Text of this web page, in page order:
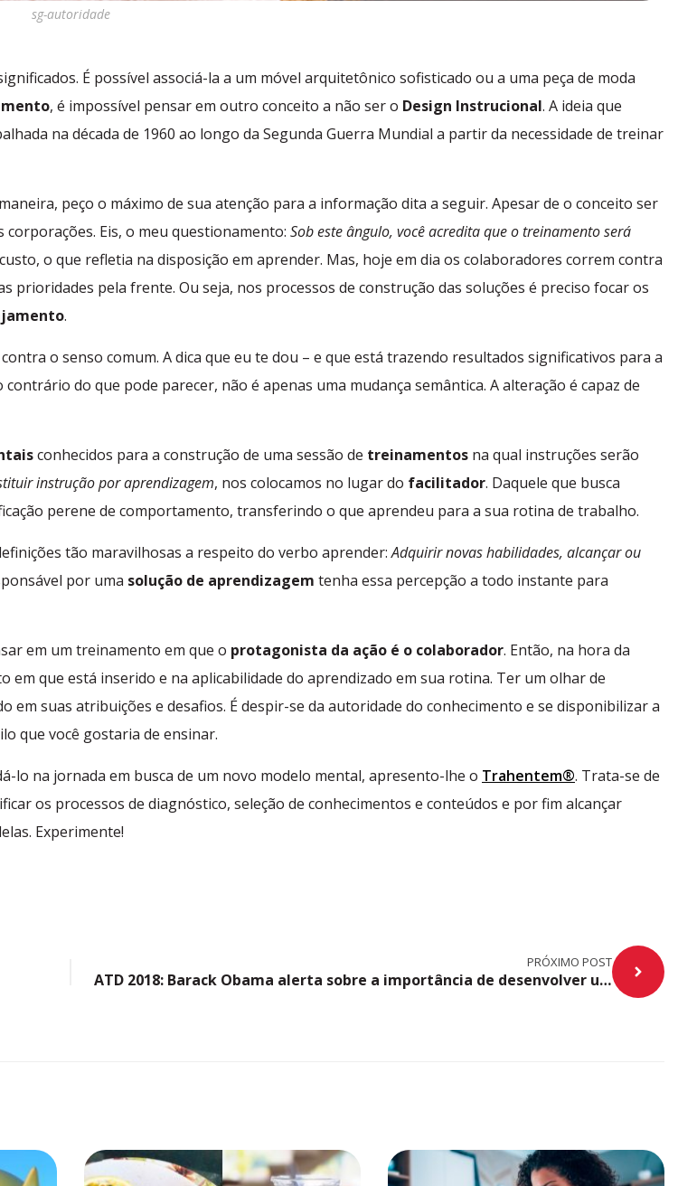
sg-autoridade
É possível associá-la a um móvel arquitetônico sofisticado ou a uma peça de moda
, é impossível pensar em outro conceito a não ser o Design Instrucional. A ideia que
na década de 1960 ao longo da Segunda Guerra Mundial a partir da necessidade de treinar
peço o máximo de sua atenção para a informação dita a seguir. Apesar de o conceito ser
Eis, o meu questionamento: Sob este ângulo, você acredita que o treinamento será
o que refletia na disposição em aprender. Mas, hoje em dia os colaboradores correm contra
pela frente. Ou seja, nos processos de construção das soluções é preciso focar os
.
o senso comum. A dica que eu te dou – e que está trazendo resultados significativos para a
contrário do que pode parecer, não é apenas uma mudança semântica. A alteração é capaz de
conhecidos para a construção de uma sessão de treinamentos na qual instruções serão
instrução por aprendizagem, nos colocamos no lugar do facilitador. Daquele que busca
perene de comportamento, transferindo o que aprendeu para a sua rotina de trabalho.
tão maravilhosas a respeito do verbo aprender:Adquirir novas habilidades, alcançar ou
por uma solução de aprendizagem tenha essa percepção a todo instante para
em um treinamento em que o protagonista da ação é o colaborador. Então, na hora da
que está inserido e na aplicabilidade do aprendizado em sua rotina. Ter um olhar de
em suas atribuições e desafios. É despir-se da autoridade do conhecimento e se disponibilizar a
que você gostaria de ensinar.
lo na jornada em busca de um novo modelo mental, apresento-lhe o Trahentem®. Trata-se de
os processos de diagnóstico, seleção de conhecimentos e conteúdos e por fim alcançar
Experimente!
PRÓXIMO POST
ATD 2018: Barack Obama alerta sobre a importância de desenvolver uma cultura positiva